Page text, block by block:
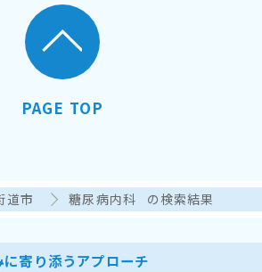
PAGE TOP
道市 糖尿病内科 の検索結果
に寄り添うアプローチ